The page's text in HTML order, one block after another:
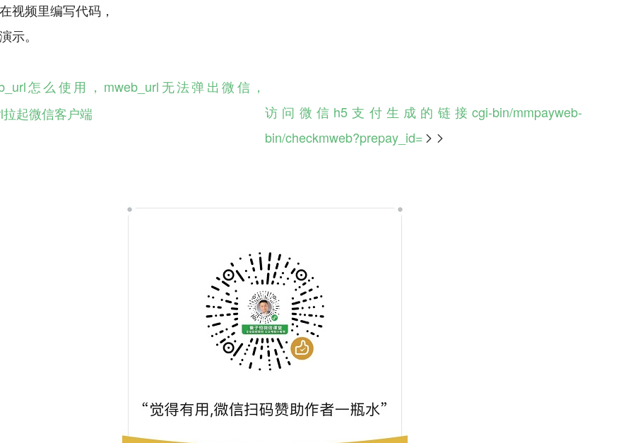
视频里编写代码，
怎么使用，mweb_url无法弹出微信，
起微信客户端
访问微信h5支付生成的链接cgi-bin/mmpayweb-
bin/checkmweb?prepay_id= 